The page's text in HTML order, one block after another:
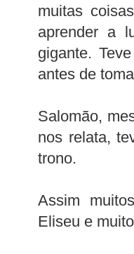
muitas
aprender a
gigante.
antes de
Salomão,
nos relata,
trono.
Assim
Eliseu e